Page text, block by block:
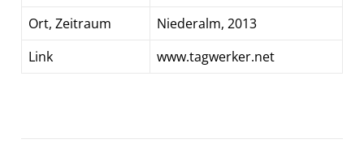
Ort, Zeitraum
Niederalm, 2013
Link
www.tagwerker.net